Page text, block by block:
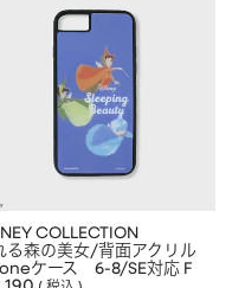
COLLECTION
る森の美女/背面アクリル
ケース 6-8/SE対応 F